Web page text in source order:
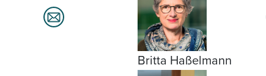
Britta Haßelmann